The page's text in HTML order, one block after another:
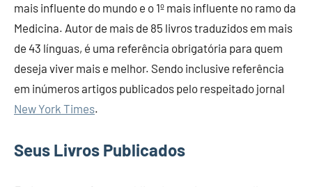
mais influente do mundo e o 1º mais influente no ramo da
Medicina. Autor de mais de 85 livros traduzidos em mais
de 43 línguas, é uma referência obrigatória para quem
deseja viver mais e melhor. Sendo inclusive referência
em inúmeros artigos publicados pelo respeitado jornal
New York Times.
Seus Livros Publicados